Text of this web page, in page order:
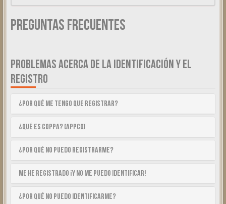
Preguntas Frecuentes
PROBLEMAS ACERCA DE LA IDENTIFICACIÓN Y EL
REGISTRO
¿Por qué me tengo que registrar?
¿Qué es COPPA? (APPCO)
¿Por qué no puedo registrarme?
Me he registrado ¡y no me puedo identificar!
¿Por qué no puedo identificarme?